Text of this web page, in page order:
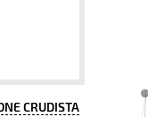
CRUDISTA